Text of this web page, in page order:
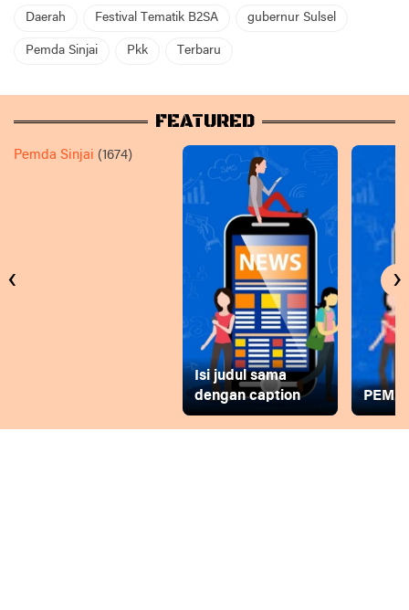
Daerah Festival Tematik B2SA gubernur Sulsel
Pemda Sinjai Pkk Terbaru
FEATURED
Pemda Sinjai (1674)
Isi judul sama
dengan caption
‹ ›